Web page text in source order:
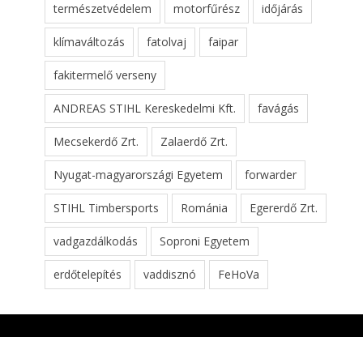
természetvédelem motorfűrész időjárás
klímaváltozás fatolvaj faipar
fakitermelő verseny
ANDREAS STIHL Kereskedelmi Kft. favágás
Mecsekerdő Zrt. Zalaerdő Zrt.
Nyugat-magyarországi Egyetem forwarder
STIHL Timbersports Románia Egererdő Zrt.
vadgazdálkodás Soproni Egyetem
erdőtelepítés vaddisznó FeHoVa